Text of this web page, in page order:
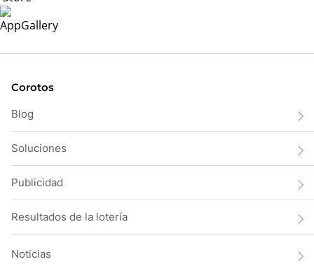
Corotos
Blog
Soluciones
Publicidad
Resultados de la lotería
Noticias